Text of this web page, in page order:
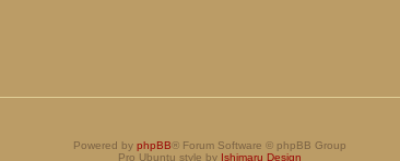
Powered by phpBB® Forum Software © phpBB Group
Pro Ubuntu style by Ishimaru Design